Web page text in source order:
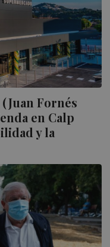
Fornés
en Calp
y la